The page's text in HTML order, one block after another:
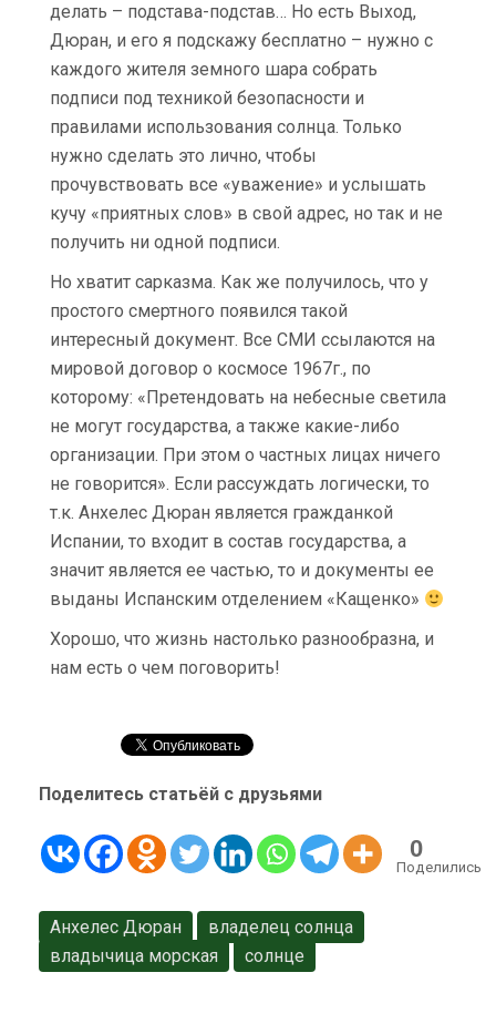
делать – подстава-подстав… Но есть Выход,
Дюран, и его я подскажу бесплатно – нужно с
каждого жителя земного шара собрать
подписи под техникой безопасности и
правилами использования солнца. Только
нужно сделать это лично, чтобы
прочувствовать все «уважение» и услышать
кучу «приятных слов» в свой адрес, но так и не
получить ни одной подписи.
Но хватит сарказма. Как же получилось, что у
простого смертного появился такой
интересный документ. Все СМИ ссылаются на
мировой договор о космосе 1967г., по
которому: «Претендовать на небесные светила
не могут государства, а также какие-либо
организации. При этом о частных лицах ничего
не говорится». Если рассуждать логически, то
т.к. Анхелес Дюран является гражданкой
Испании, то входит в состав государства, а
значит является ее частью, то и документы ее
выданы Испанским отделением «Кащенко»
Хорошо, что жизнь настолько разнообразна, и
нам есть о чем поговорить!
Поделитесь статьёй с друзьями
0
Поделились
Анхелес Дюран
владелец солнца
владычица морская
солнце